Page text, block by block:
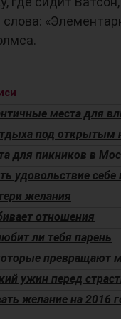
места для
под открытым
для пикников в
удовольствие себе
желания
отношения
ли тебя парень
превращают
ужин перед
желание на 2016